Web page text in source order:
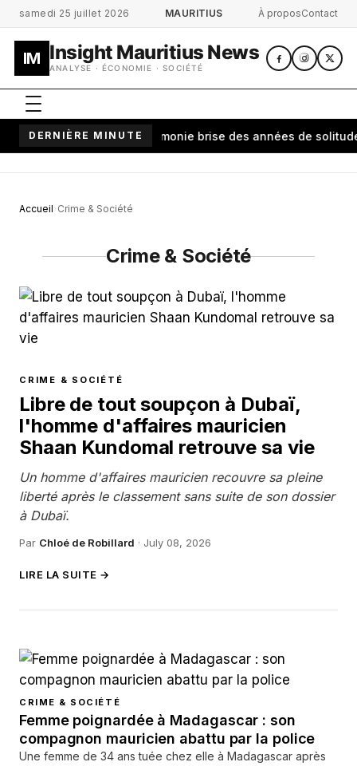
Aller au contenu principal
samedi 25 juillet 2026 MAURITIUS À proposContact
IM Insight Mauritius News
ANALYSE · ÉCONOMIE · SOCIÉTÉ
DERNIÈRE MINUTE
à Antananarivo: une cérémonie brise des années de solitude
Accueil Crime & Société
Crime & Société
CRIME & SOCIÉTÉ
Libre de tout soupçon à Dubaï,
l'homme d'affaires mauricien
Shaan Kundomal retrouve sa vie
Un homme d'affaires mauricien recouvre sa pleine
liberté après le classement sans suite de son dossier
à Dubaï.
Par Chloé de Robillard · July 08, 2026
LIRE LA SUITE →
CRIME & SOCIÉTÉ
Femme poignardée à Madagascar : son
compagnon mauricien abattu par la police
Une femme de 34 ans tuée chez elle à Madagascar après